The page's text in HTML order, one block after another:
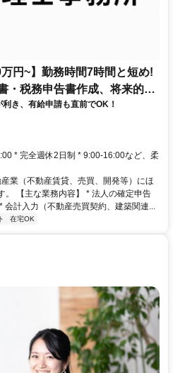
円~】勤務時間7時間と短め!
・税務申告書作成、将来的に
き、有給申請も直前でOK！
* 完全週休2日制 * 9:00-16:00など、柔
業（不動産賃貸、売買、開発等）にほ
。 【主な業務内容】 * 法人の確定申告
計入力（不動産売買契約、建築関連...
在宅OK